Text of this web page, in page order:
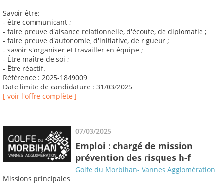
Savoir être:
- être communicant ;
- faire preuve d'aisance relationnelle, d'écoute, de diplomatie ;
- faire preuve d'autonomie, d'initiative, de rigueur ;
- savoir s'organiser et travailler en équipe ;
- Être maître de soi ;
- Être réactif.
Référence : 2025-1849009
Date limite de candidature : 31/03/2025
[ voir l'offre complète ]
07/03/2025
Emploi : chargé de mission
prévention des risques h-f
Golfe du Morbihan- Vannes Agglomération
Missions principales